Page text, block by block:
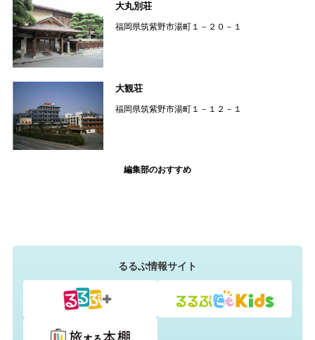
大丸別荘
福岡県筑紫野市湯町１－２０－１
大観荘
福岡県筑紫野市湯町１－１２－１
編集部のおすすめ
るるぶ情報サイト